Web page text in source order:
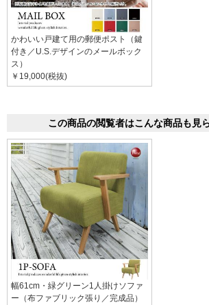
かわいい戸建て用の郵便ポスト（鍵
付き／U.S.デザインのメールボック
ス）
￥19,000(税抜)
この商品の閲覧者はこんな商品も見
幅61cm・緑グリーン1人掛けソファ
ー（布ファブリック張り／完成品）